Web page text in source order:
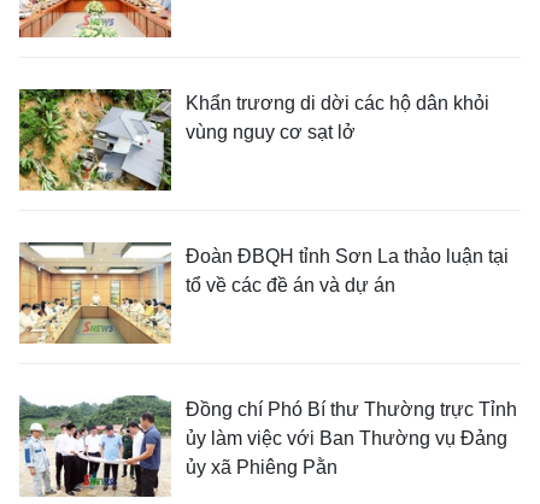
Khẩn trương di dời các hộ dân khỏi
vùng nguy cơ sạt lở
Đoàn ĐBQH tỉnh Sơn La thảo luận tại
tổ về các đề án và dự án
Đồng chí Phó Bí thư Thường trực Tỉnh
ủy làm việc với Ban Thường vụ Đảng
ủy xã Phiêng Pằn